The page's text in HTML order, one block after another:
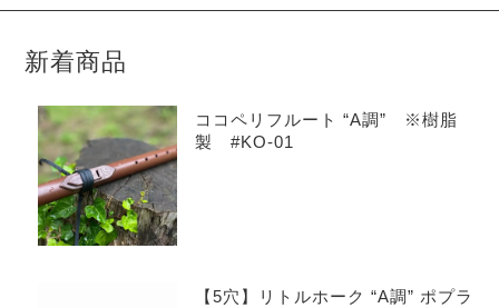
新着商品
ココペリフルート “A調” ※樹脂
製 #KO-01
【5穴】リトルホーク “A調” ポプラ